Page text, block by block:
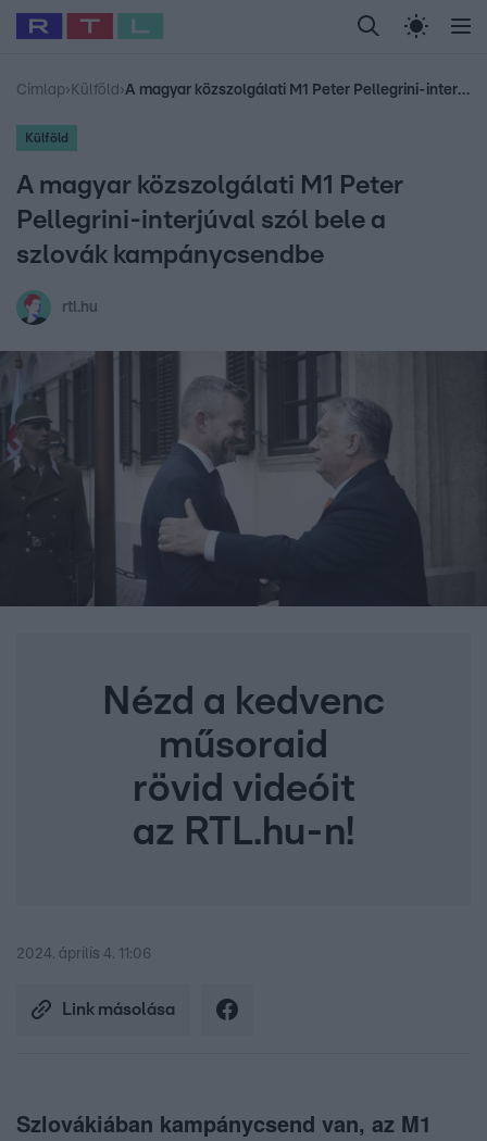
Legfrissebb RTL Híradó Randi Celeb vagyok,
Babits Marcella Most Wanted Gallusz
Címlap› Külföld › A magyar közszolgálati M1 Peter Pellegrini-interjúval szól bele a szlovák kampánycsendbe
Külföld
A magyar közszolgálati M1 Peter
Pellegrini-interjúval szól bele a
szlovák kampánycsendbe
rtl.hu
Nézd a kedvenc
műsoraid
rövid videóit
az RTL.hu-n!
2024. április 4. 11:06
Link másolása
Szlovákiában kampánycsend van, az M1